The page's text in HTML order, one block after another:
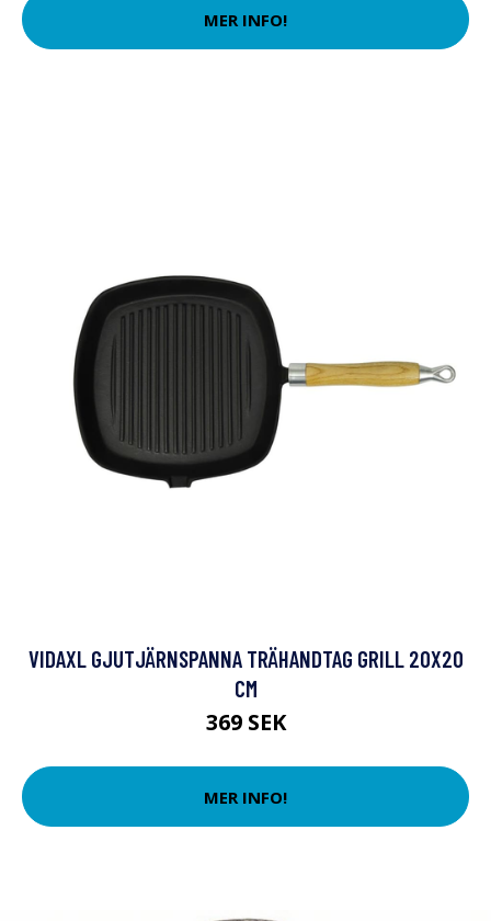
MER INFO!
VIDAXL GJUTJÄRNSPANNA TRÄHANDTAG GRILL 20X20
CM
369 SEK
MER INFO!